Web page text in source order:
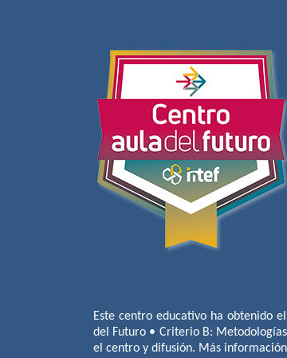
Este centro educativo ha obtenido
del Futuro • Criterio B:
el centro y difusión. Más